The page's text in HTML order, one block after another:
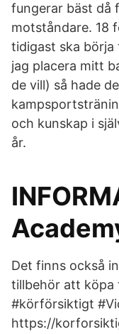
fungerar bäst då
motståndare. 18
tidigast ska börja
jag placera mitt
de vill) så hade
och kunskap i
år.
Det finns också
tillbehör att köpa
#körförsiktigt
https://